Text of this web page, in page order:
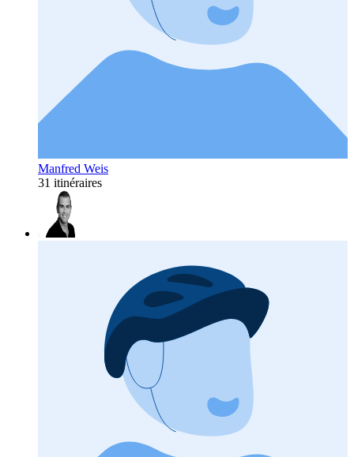
Manfred Weis
31 itinéraires